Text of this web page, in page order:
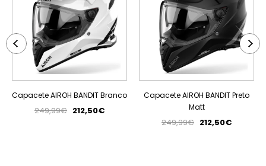
Capacete AIROH BANDIT Branco
249,99€ 212,50€
Capacete AIROH BANDIT Preto
Matt
249,99€ 212,50€